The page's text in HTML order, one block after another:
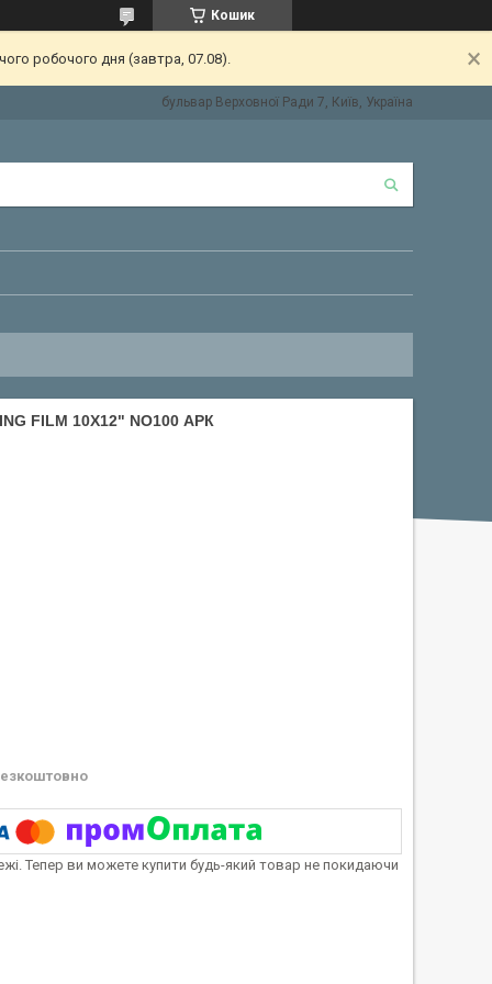
Кошик
робочого дня (завтра, 07.08).
бульвар Верховної Ради 7, Київ, Україна
FILM 10X12" NO100 АРК
Тепер ви можете купити будь-який товар не покидаючи